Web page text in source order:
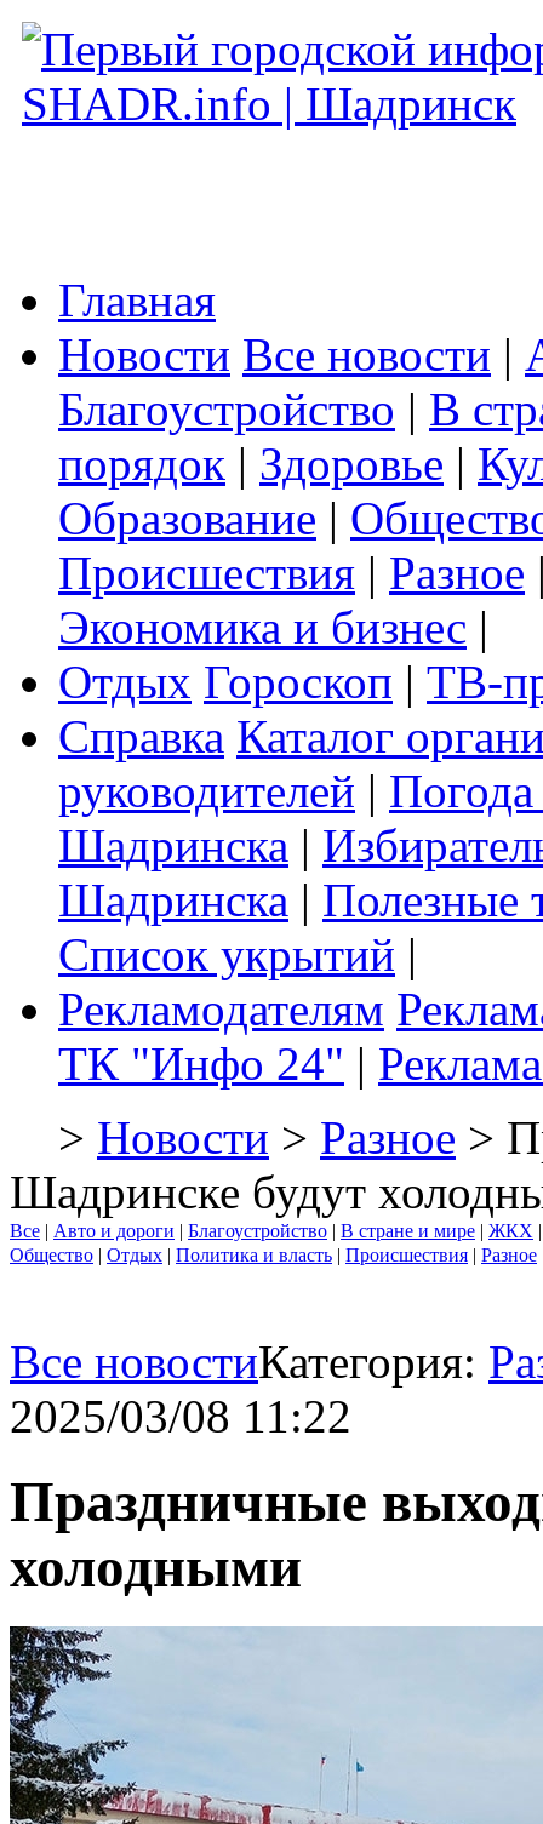
Главная
Новости Все новости |
Благоустройство | В
порядок | Здоровье |
Образование |
Происшествия | Разное
Экономика и бизнес |
Отдых Гороскоп | ТВ-
Справка Каталог
руководителей |
Шадринска |
Шадринска | Полезные
Список укрытий |
Рекламодателям
ТК "Инфо 24" |
> Новости > Разное >
Шадринске будут
Все | Авто и дороги | Благоустройство | В стране и мире | ЖКХ
Общество | Отдых | Политика и власть | Происшествия | Разное
Все новостиКатегория:
2025/03/08 11:22
Праздничные
холодными